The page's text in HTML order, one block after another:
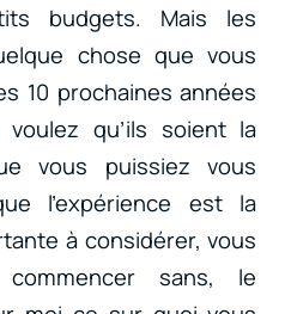
budgets. Mais les
chose que vous
10 prochaines années
qu’ils soient la
vous puissiez vous
l’expérience est la
à considérer, vous
sans, le